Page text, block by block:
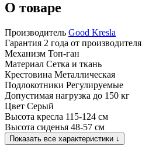
О товаре
Производитель Good Kresla
Гарантия 2 года от производителя
Механизм Топ-ган
Материал Сетка и ткань
Крестовина Металлическая
Подлокотники Регулируемые
Допустимая нагрузка до 150 кг
Цвет Серый
Высота кресла 115-124 см
Высота сиденья 48-57 см
Показать все характеристики ↓